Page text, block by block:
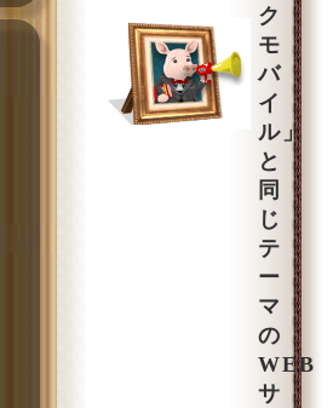
ク
モ
バ
イ
ル」
と
同
じ
テ
ー
マ
の
WEB
サ